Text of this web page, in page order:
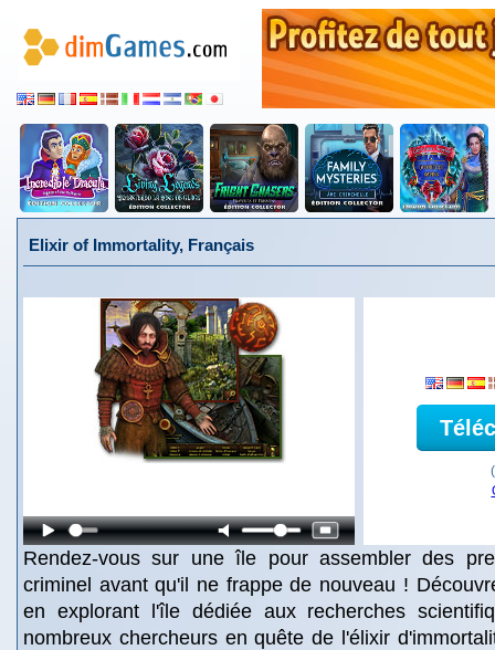
Elixir of Immortality, Français
Rendez-vous sur une île pour assembler des
criminel avant qu'il ne frappe de nouveau !
en explorant l'île dédiée aux recherches
nombreux chercheurs en quête de l'élixir